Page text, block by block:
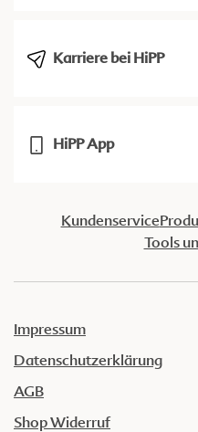
Karriere bei HiPP
HiPP App
Kundenservice
Tools
Impressum
Datenschutzerklärung
AGB
Shop Widerruf